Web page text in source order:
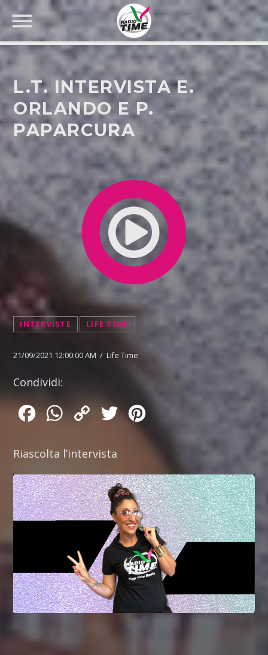
CERCA NEL SITO WEB:
L.T. INTERVISTA E.
ORLANDO E P.
PAPARCURA
INTERVISTE LIFE TIME
21/09/2021 12:00:00 AM / Life Time
Condividi:
FacebookWhatsApp
Copy Twitter
Riascolta l’intervista